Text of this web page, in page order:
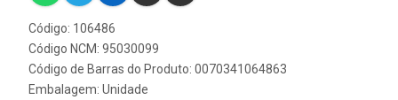
Código: 106486
Código NCM: 95030099
Código de Barras do Produto: 0070341064863
Embalagem: Unidade